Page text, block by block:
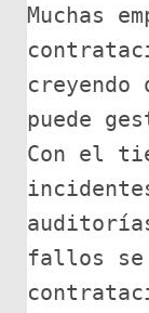
Muchas
puede
Con el
fallos